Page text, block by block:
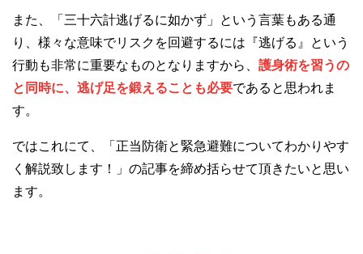
また、「三十六計逃げるに如かず」という言葉もある通
り、様々な意味でリスクを回避するには『逃げる』という
行動も非常に重要なものとなりますから、 護身術を習うの
と同時に、逃げ足を鍛えることも必要であると思われま
す。
ではこれにて、「正当防衛と緊急避難についてわかりやす
く解説致します！」の記事を締め括らせて頂きたいと思い
ます。